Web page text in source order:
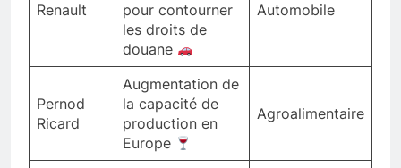
Renault
pour contourner
les droits de
douane
Automobile
Pernod
Ricard
Augmentation de
la capacité de
production en
Europe
Agroalimentaire